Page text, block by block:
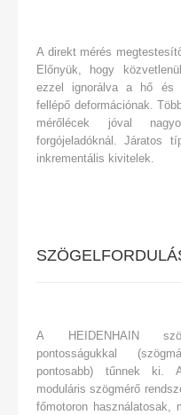
A direkt mérés
Előnyük, hogy
ezzel ignorálva a hő és
fellépő deformációnak.
mérőlécek jóval
forgójeladóknál. Járatos
inkrementális kivitelek.
A HEIDENHAIN
pontosságukkal
pontosabb) tűnnek ki.
moduláris szögmérő
főmotoron használatosak,